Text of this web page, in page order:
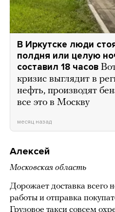
В Иркутске люди
полдня или целую
составил 18 часов
кризис выглядит в
нефть, производят
все это в Москву
месяц назад
Алексей
Московская область
Дорожает доставка всего
работы и отправка
Грузовое такси совсем